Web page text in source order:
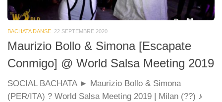
BACHATA DANSE 22 SEPTEMBRE 2020
Maurizio Bollo & Simona [Escapate
Conmigo] @ World Salsa Meeting 2019
SOCIAL BACHATA ► Maurizio Bollo & Simona
(PER/ITA) ? World Salsa Meeting 2019 | Milan (??) ♪